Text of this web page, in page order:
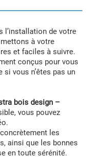
l’installation de votre
à votre
et faciles à suivre.
conçus pour vous
si vous n’êtes pas un
bois design –
vous pouvez
les
ainsi que les bonnes
en toute sérénité.